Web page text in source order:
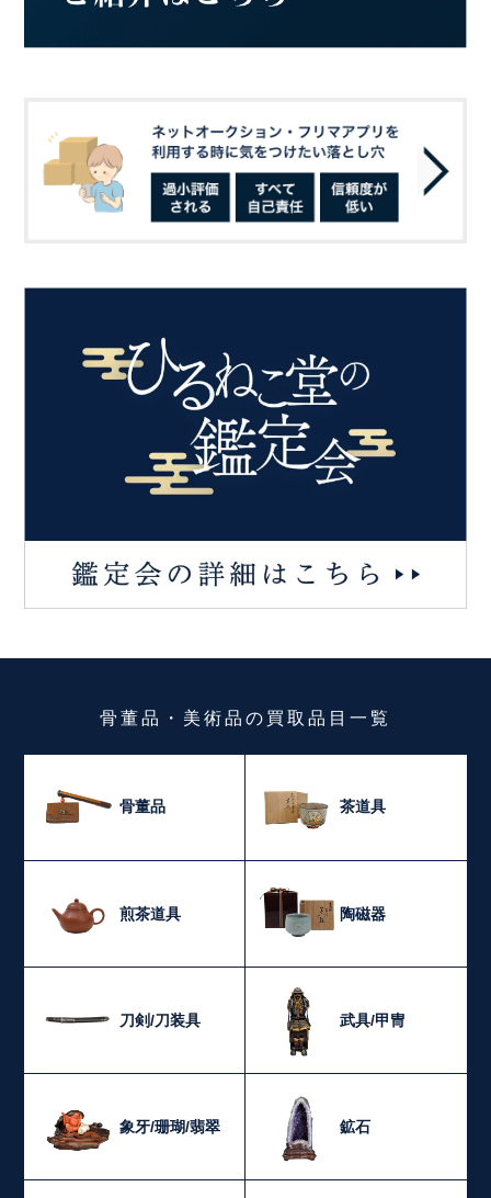
骨董品・美術品の買取品目一覧
骨董品 茶道具
煎茶道具 陶磁器
刀剣/刀装具 武具/甲冑
象牙/珊瑚/翡翠 鉱石